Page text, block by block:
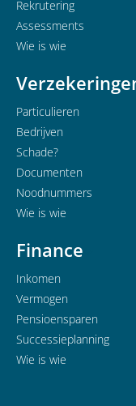
Rekrutering
Assessments
Wie is wie
Particulieren
Bedrijven
Schade?
Documenten
Noodnummers
Wie is wie
Finance
Inkomen
Vermogen
Pensioensparen
Successieplanning
Wie is wie